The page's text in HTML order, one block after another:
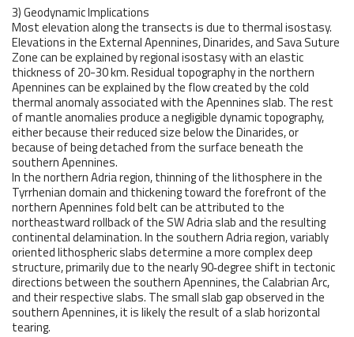
3) Geodynamic Implications
Most elevation along the transects is due to thermal isostasy.
Elevations in the External Apennines, Dinarides, and Sava Suture
Zone can be explained by regional isostasy with an elastic
thickness of 20-30 km. Residual topography in the northern
Apennines can be explained by the flow created by the cold
thermal anomaly associated with the Apennines slab. The rest
of mantle anomalies produce a negligible dynamic topography,
either because their reduced size below the Dinarides, or
because of being detached from the surface beneath the
southern Apennines.
In the northern Adria region, thinning of the lithosphere in the
Tyrrhenian domain and thickening toward the forefront of the
northern Apennines fold belt can be attributed to the
northeastward rollback of the SW Adria slab and the resulting
continental delamination. In the southern Adria region, variably
oriented lithospheric slabs determine a more complex deep
structure, primarily due to the nearly 90‐degree shift in tectonic
directions between the southern Apennines, the Calabrian Arc,
and their respective slabs. The small slab gap observed in the
southern Apennines, it is likely the result of a slab horizontal
tearing.